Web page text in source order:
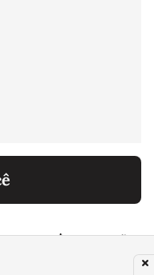
pagar R$ 135 milhões